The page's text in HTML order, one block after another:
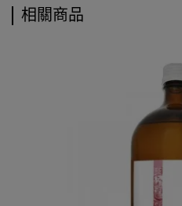
相關商品